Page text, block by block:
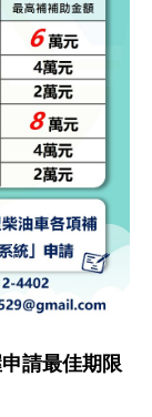
請最佳期限